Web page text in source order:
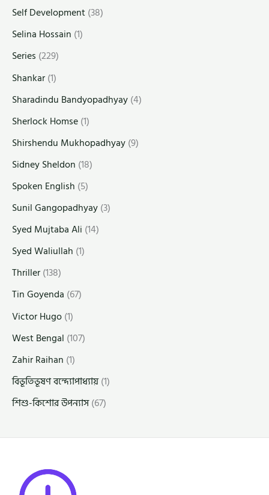
Self Development(38)
Selina Hossain (1)
Series (229)
Shankar(1)
Sharadindu Bandyopadhyay(4)
Sherlock Homse(1)
Shirshendu Mukhopadhyay(9)
Sidney Sheldon (18)
Spoken English (5)
Sunil Gangopadhyay(3)
Syed Mujtaba Ali (14)
Syed Waliullah (1)
Thriller(138)
Tin Goyenda (67)
Victor Hugo(1)
West Bengal (107)
Zahir Raihan (1)
বিভূতিভূষণ বন্দ্যোপাধ্যায়(1)
শিশু-কিশোর উপন্যাস(67)